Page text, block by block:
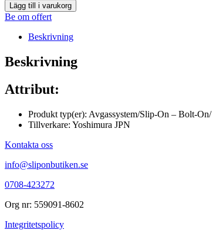
Lägg till i varukorg
Be om offert
Beskrivning
Beskrivning
Attribut:
Produkt typ(er): Avgassystem/Slip-On – Bolt-On/
Tillverkare: Yoshimura JPN
Kontakta oss
info@sliponbutiken.se
0708-423272
Org nr: 559091-8602
Integritetspolicy